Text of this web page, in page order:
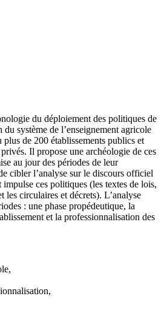
du déploiement des politiques de
système de l’enseignement agricole
de 200 établissements publics et
Il propose une archéologie de ces
au jour des périodes de leur
cibler l’analyse sur le discours officiel
ces politiques (les textes de lois,
les circulaires et décrets). L’analyse
: une phase propédeutique, la
et la professionnalisation des